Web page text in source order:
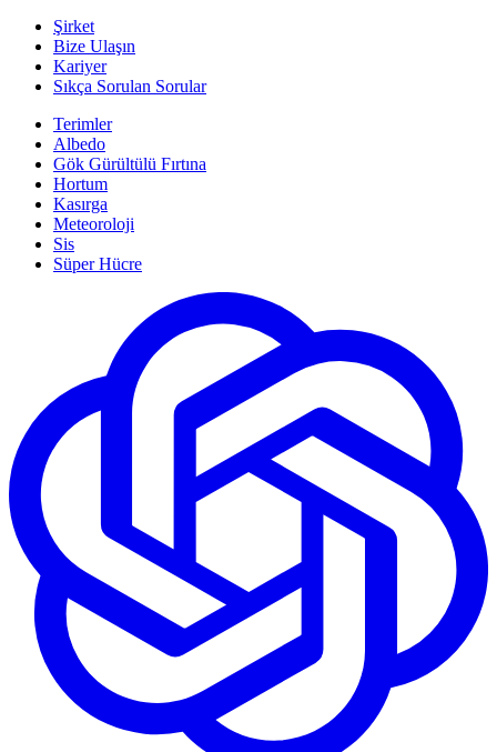
Şirket
Bize Ulaşın
Kariyer
Sıkça Sorulan Sorular
Terimler
Albedo
Gök Gürültülü Fırtına
Hortum
Kasırga
Meteoroloji
Sis
Süper Hücre